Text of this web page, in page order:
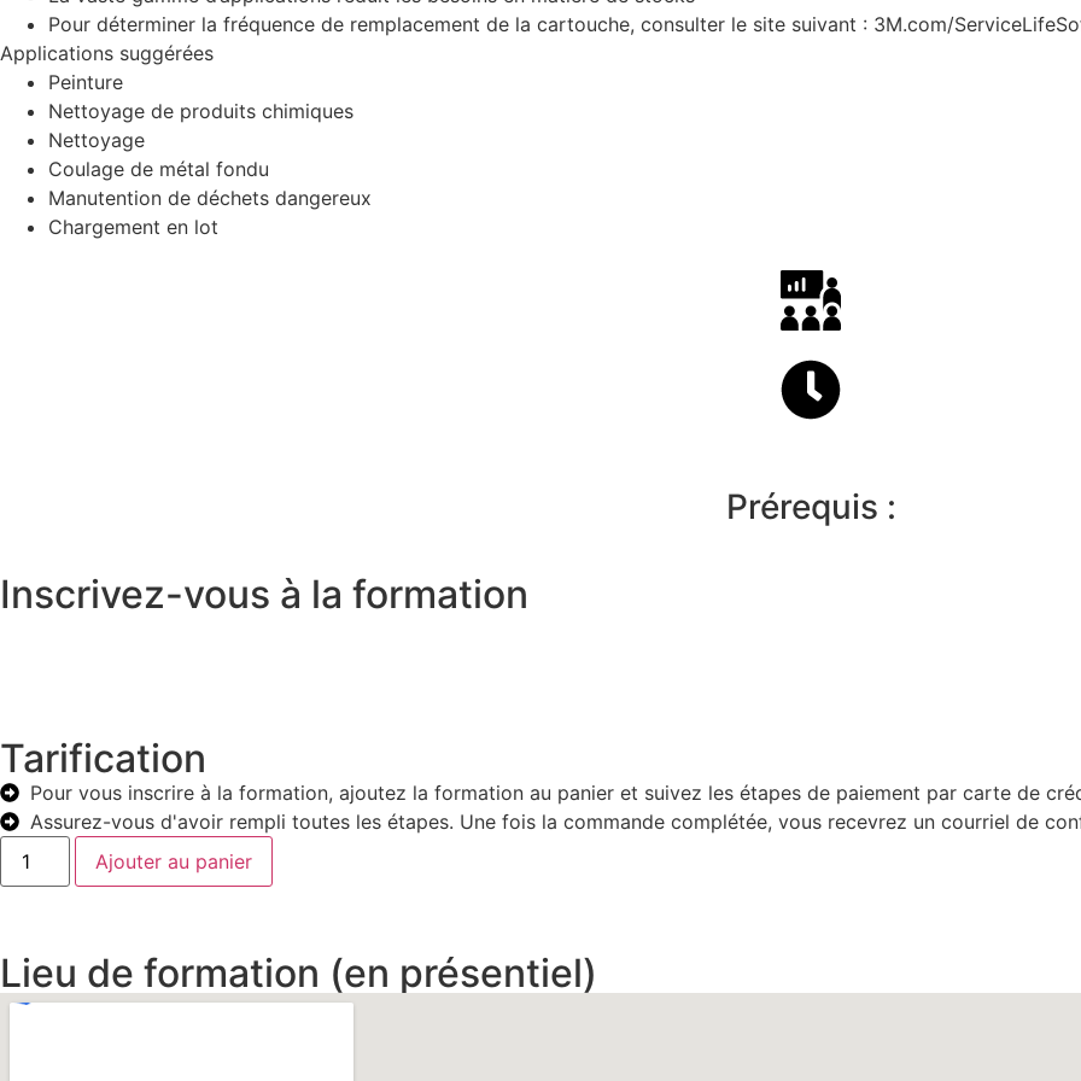
Pour déterminer la fréquence de remplacement de la cartouche, consulter le site suivant : 3M.com/
Applications suggérées
Peinture
Nettoyage de produits chimiques
Nettoyage
Coulage de métal fondu
Manutention de déchets dangereux
Chargement en lot
Prérequis :
Inscrivez-vous à la formation
Tarification
Pour vous inscrire à la formation, ajoutez la formation au panier et suivez les étapes de paiement par carte de
Assurez-vous d'avoir rempli toutes les étapes. Une fois la commande complétée, vous recevrez un courriel de
Ajouter au panier
Lieu de formation (en présentiel)